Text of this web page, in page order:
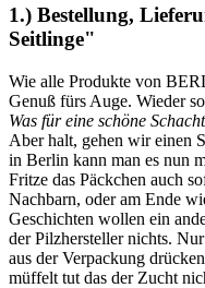
1.) Bestellung,
Seitlinge"
Wie alle Produkte von
Genuß fürs Auge. Wieder
Was für eine schöne
Aber halt, gehen wir einen
in Berlin kann man es nun
Fritze das Päckchen auch
Nachbarn, oder am Ende
Geschichten wollen ein
der Pilzhersteller nichts.
aus der Verpackung
müffelt tut das der Zucht